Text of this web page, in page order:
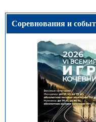
Соревнования и